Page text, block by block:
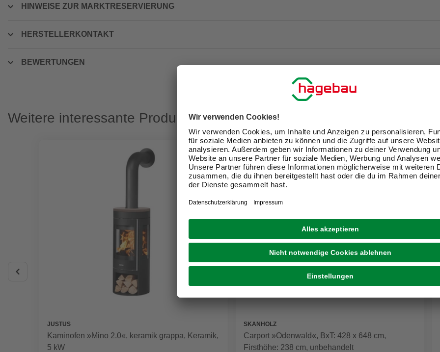
HINWEISE ZUR MARKTRESERVIERUNG
HERSTELLERKONTAKT
BEWERTUNGEN
Weitere interessante Produkte
JUSTUS
Kaminofen »Mino 2.0«, keramik grappa, Keramik,
5 kW
SKANHOLZ
Carport »Odenwald«, BxT: 428 x 648 cm,
Firsthöhe: 238 cm, unbehandelt